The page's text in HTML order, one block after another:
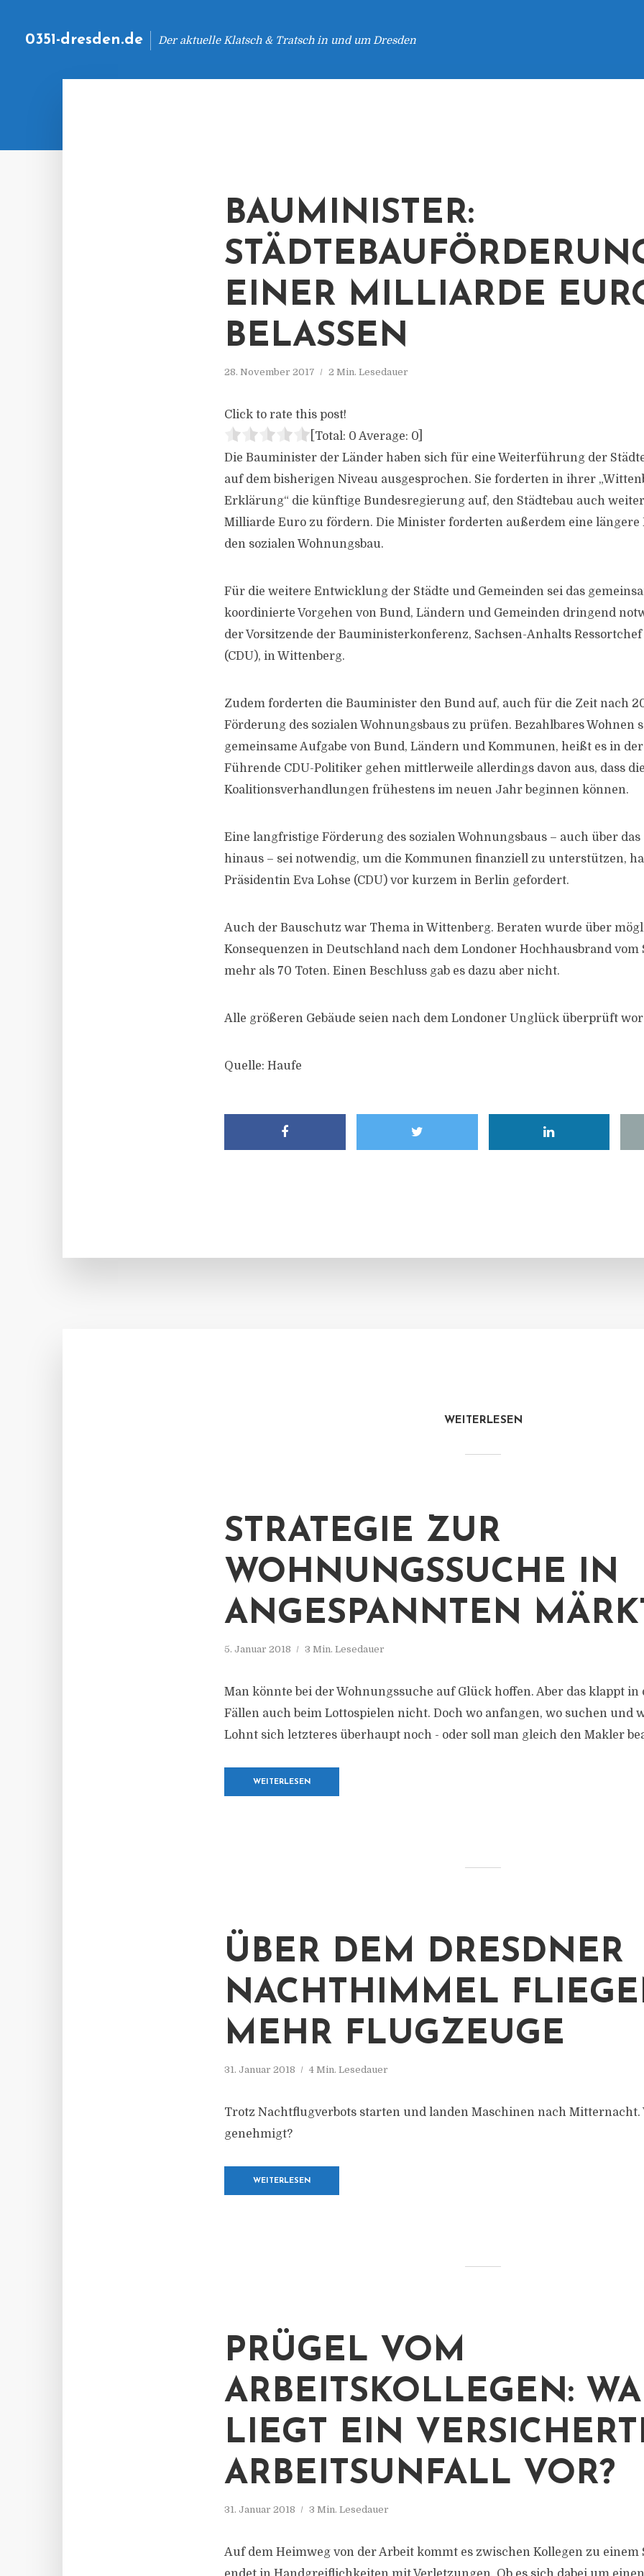
0351-dresden.de Der aktuelle Klatsch & Tratsch in und um Dresden
BAUMINISTER:
EINER MILLIARDE
BELASSEN
28. November 2017 2 Min. Lesedauer
Click to rate this post!
[Total: 0 Average: 0
Die Bauminister der Länder haben sich für eine Weiterführung der
auf dem bisherigen Niveau ausgesprochen. Sie forderten in ihrer
Erklärung“ die künftige Bundesregierung auf, den Städtebau auch
Milliarde Euro zu fördern. Die Minister forderten außerdem eine längere
den sozialen Wohnungsbau.
Für die weitere Entwicklung der Städte und Gemeinden sei das
koordinierte Vorgehen von Bund, Ländern und Gemeinden dringend
der Vorsitzende der Bauministerkonferenz, Sachsen-Anhalts Ressortchef
(CDU), in Wittenberg.
Zudem forderten die Bauminister den Bund auf, auch für die Zeit nach
Förderung des sozialen Wohnungsbaus zu prüfen. Bezahlbares Wohnen
gemeinsame Aufgabe von Bund, Ländern und Kommunen, heißt es in
Führende CDU-Politiker gehen mittlerweile allerdings davon aus, dass
Koalitionsverhandlungen frühestens im neuen Jahr beginnen können.
Eine langfristige Förderung des sozialen Wohnungsbaus – auch über das
hinaus – sei notwendig, um die Kommunen finanziell zu unterstützen,
Präsidentin Eva Lohse (CDU) vor kurzem in Berlin gefordert.
Auch der Bauschutz war Thema in Wittenberg. Beraten wurde über
Konsequenzen in Deutschland nach dem Londoner Hochhausbrand vom
mehr als 70 Toten. Einen Beschluss gab es dazu aber nicht.
Alle größeren Gebäude seien nach dem Londoner Unglück überprüft
Quelle: Haufe
WEITERLESEN
STRATEGIE ZUR
WOHNUNGSSUCHE IN
ANGESPANNTEN
5. Januar 2018 3 Min. Lesedauer
Man könnte bei der Wohnungssuche auf Glück hoffen. Aber das klappt
Fällen auch beim Lottospielen nicht. Doch wo anfangen, wo suchen und
Lohnt sich letzteres überhaupt noch - oder soll man gleich den Makler
WEITERLESEN
ÜBER DEM DRESDNER
NACHTHIMMEL
MEHR FLUGZEUGE
31. Januar 2018 4 Min. Lesedauer
Trotz Nachtflugverbots starten und landen Maschinen nach Mitternacht.
genehmigt?
WEITERLESEN
PRÜGEL VOM
ARBEITSKOLLEGEN:
LIEGT EIN
ARBEITSUNFALL VOR?
31. Januar 2018 3 Min. Lesedauer
Auf dem Heimweg von der Arbeit kommt es zwischen Kollegen zu einem